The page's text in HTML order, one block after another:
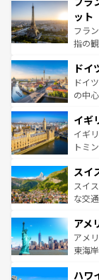
なお
しい。
れる
る。
アー
せる
ンテ
ット
フラ
指の
で、
聖堂
から
いる
香り
らに
れる
を参
ドイ
ドイ
の中
顔を
ルリ
して
は、お
ドイ
イギ
イギ
トミ
リア
ティ
戦な
ンツ
スイ
スイ
な交
の建
博物
こと
ば市内
アメ
アメ
東海
のよ
ハワ